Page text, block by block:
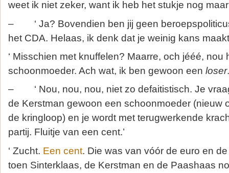
weet ik niet zeker, want ik heb het stukje nog
– ‘ Ja? Bovendien ben jij geen
het CDA. Helaas, ik denk dat je weinig kans
‘ Misschien met knuffelen? Maarre, och jééé, nou
schoonmoeder. Ach wat, ik ben gewoon een loser
– ‘ Nou, nou, nou, niet zo defaitistisch. Je
de Kerstman gewoon een schoonmoeder (nieuw
de kringloop) en je wordt met terugwerkende
partij. Fluitje van een cent.’
‘ Zucht. Een cent. Die was van vóór de euro en
toen Sinterklaas, de Kerstman en de Paashaas